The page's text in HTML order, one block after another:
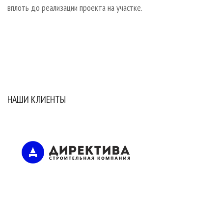
вплоть до реализации проекта на участке.
НАШИ КЛИЕНТЫ